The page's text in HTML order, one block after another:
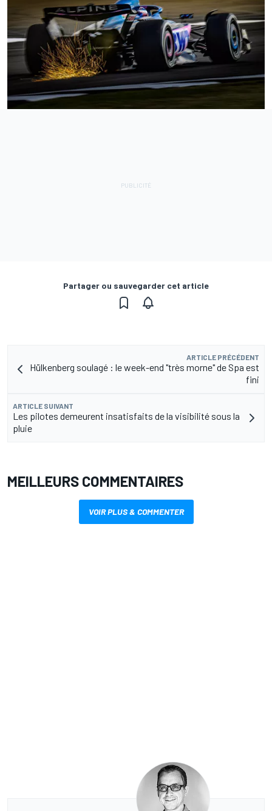
Partager ou sauvegarder cet article
ARTICLE PRÉCÉDENT
Hülkenberg soulagé : le week-end "très morne" de Spa est
fini
ARTICLE SUIVANT
Les pilotes demeurent insatisfaits de la visibilité sous la
pluie
MEILLEURS COMMENTAIRES
VOIR PLUS & COMMENTER